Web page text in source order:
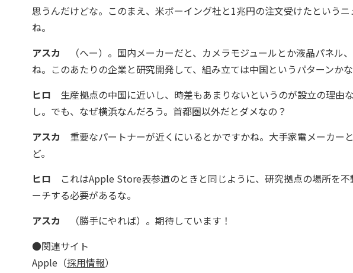
思うんだけどな。このまえ、米ボーイング社と1兆円の注文受けたという
ね。
アスカ （へー）。国内メーカーだと、カメラモジュールとか液晶パネル
ね。このあたりの企業と研究開発して、組み立ては中国というパターンかな
ヒロ 生産拠点の中国に近いし、時差もあまりないというのが設立の理由
し。でも、なぜ横浜なんだろう。首都圏以外だとダメなの？
アスカ 重要なパートナーが近くにいるとかですかね。大手家電メーカー
ど。
ヒロ これはApple Store表参道のときと同じように、研究拠点の場所を
ーチする必要があるな。
アスカ （勝手にやれば）。期待しています！
●関連サイト
Apple（採用情報）